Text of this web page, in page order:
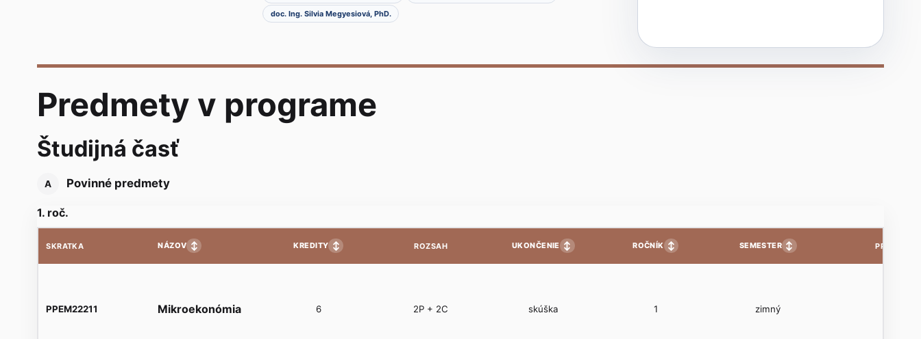
doc. Ing. Silvia Megyesiová, PhD.
Predmety v programe
Študijná časť
A Povinné predmety
1. roč.
SKRATKA NÁZOV ↕ KREDITY ↕ ROZSAH UKONČENIE ↕ ROČNÍK ↕ SEMESTER ↕ PP
PPEM22211 Mikroekonómia 6 2P + 2C skúška 1 zimný